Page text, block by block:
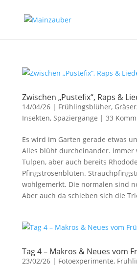
Zwischen „Pustefix“, Raps &
14/04/26| Frühlingsblüher,
Insekten, Spaziergänge | 33
Es wird im Garten gerade etwas
Alles blüht durcheinander. Immer
Tulpen, aber auch bereits
Pfingstrosenblüten.
wohlgemerkt. Die normalen sind
Aber auch da schieben sich die
Tag 4 – Makros & Neues vom
23/02/26| Fotoexperimente,